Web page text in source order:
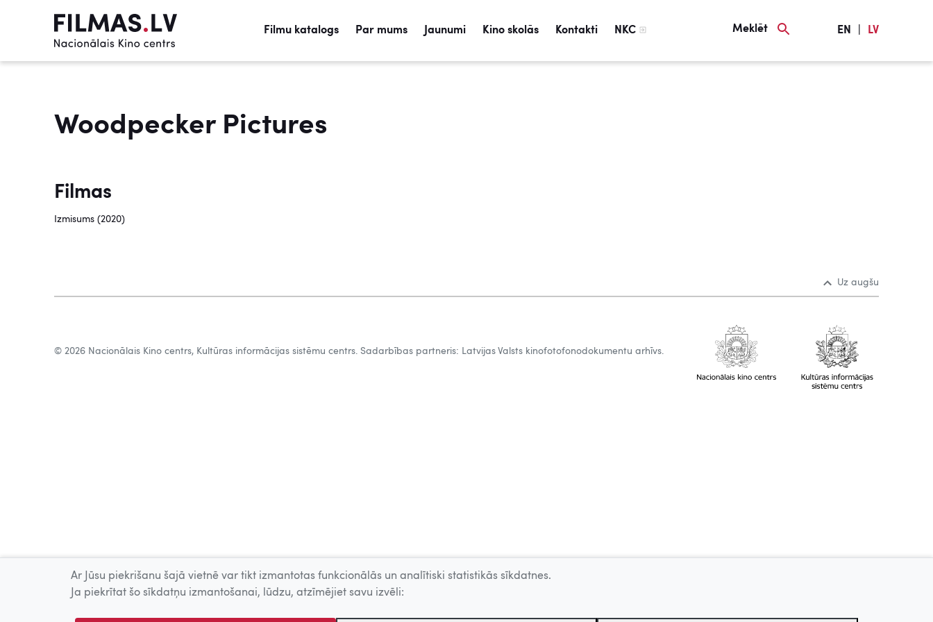
Filmu katalogs Par mums Jaunumi Kino skolās Kontakti NKC Meklēt EN LV
Woodpecker Pictures
Filmas
Izmisums (2020)
Uz augšu
© 2026 Nacionālais Kino centrs, Kultūras informācijas sistēmu centrs. Sadarbības partneris: Latvijas Valsts kinofotofonodokumentu arhīvs.
Ar Jūsu piekrišanu šajā vietnē var tikt izmantotas funkcionālās un analītiski statistikās sīkdatnes.
Ja piekrītat šo sīkdatņu izmantošanai, lūdzu, atzīmējiet savu izvēli: